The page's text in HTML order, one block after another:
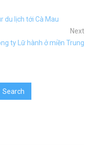
du lịch tới Cà Mau
Next
ty Lữ hành ở miền Trung
Search